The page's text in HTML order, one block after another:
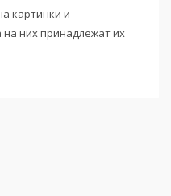
картинки и
них принадлежат их